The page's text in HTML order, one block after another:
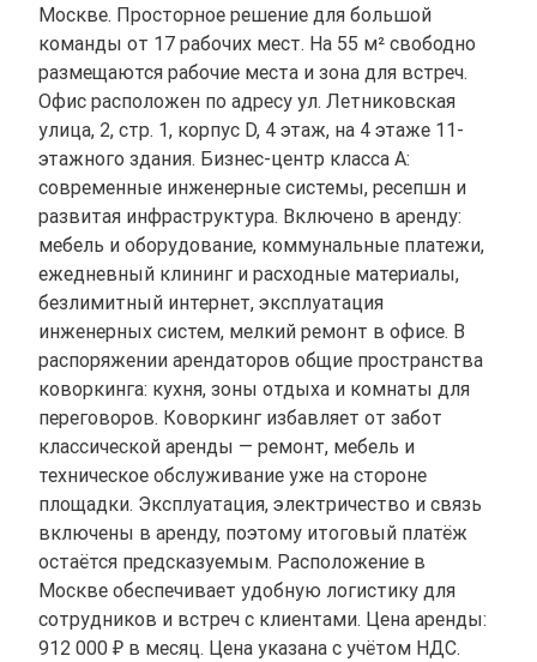
Москве. Просторное решение для большой
команды от 17 рабочих мест. На 55 м² свободно
размещаются рабочие места и зона для встреч.
Офис расположен по адресу ул. Летниковская
улица, 2, стр. 1, корпус D, 4 этаж, на 4 этаже 11-
этажного здания. Бизнес-центр класса A:
современные инженерные системы, ресепшн и
развитая инфраструктура. Включено в аренду:
мебель и оборудование, коммунальные платежи,
ежедневный клининг и расходные материалы,
безлимитный интернет, эксплуатация
инженерных систем, мелкий ремонт в офисе. В
распоряжении арендаторов общие пространства
коворкинга: кухня, зоны отдыха и комнаты для
переговоров. Коворкинг избавляет от забот
классической аренды — ремонт, мебель и
техническое обслуживание уже на стороне
площадки. Эксплуатация, электричество и связь
включены в аренду, поэтому итоговый платёж
остаётся предсказуемым. Расположение в
Москве обеспечивает удобную логистику для
сотрудников и встреч с клиентами. Цена аренды:
912 000 ₽ в месяц. Цена указана с учётом НДС.